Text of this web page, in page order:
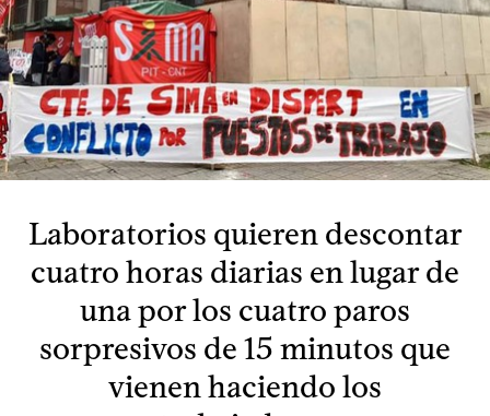
Laboratorios quieren descontar
cuatro horas diarias en lugar de
una por los cuatro paros
sorpresivos de 15 minutos que
vienen haciendo los